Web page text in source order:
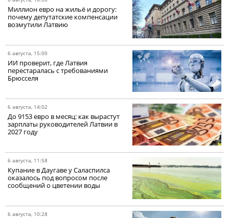
Миллион евро на жильё и дорогу:
почему депутатские компенсации
возмутили Латвию
6 августа, 15:00
ИИ проверит, где Латвия
перестаралась с требованиями
Брюсселя
6 августа, 14:02
До 9153 евро в месяц: как вырастут
зарплаты руководителей Латвии в
2027 году
6 августа, 11:58
Купание в Даугаве у Саласпилса
оказалось под вопросом после
сообщений о цветении воды
6 августа, 10:28